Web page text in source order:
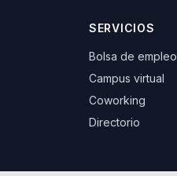
SERVICIOS
Bolsa de empleo
Campus virtual
Coworking
Directorio